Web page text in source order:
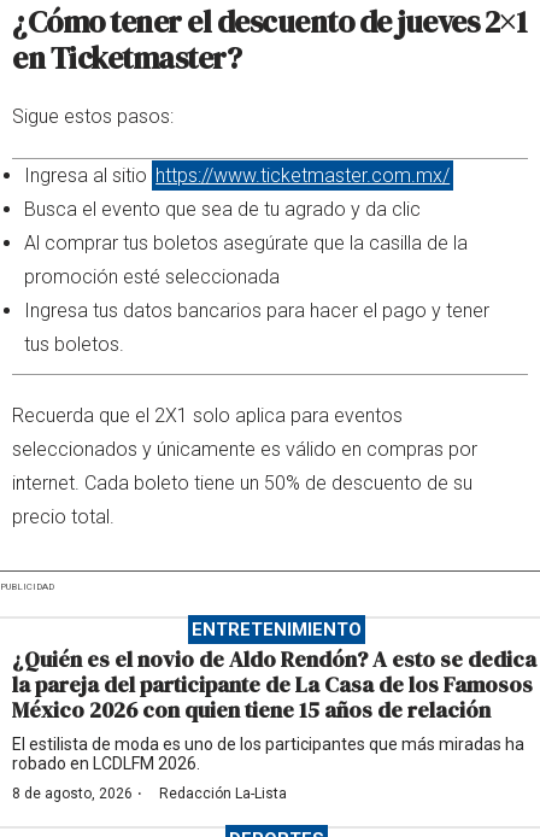
¿Cómo tener el descuento de jueves 2×1
en Ticketmaster?
Sigue estos pasos:
Ingresa al sitio https://www.ticketmaster.com.mx/
Busca el evento que sea de tu agrado y da clic
Al comprar tus boletos asegúrate que la casilla de la
promoción esté seleccionada
Ingresa tus datos bancarios para hacer el pago y tener
tus boletos.
Recuerda que el 2X1 solo aplica para eventos
seleccionados y únicamente es válido en compras por
internet. Cada boleto tiene un 50% de descuento de su
precio total.
PUBLICIDAD
ENTRETENIMIENTO
¿Quién es el novio de Aldo Rendón? A esto se dedica
la pareja del participante de La Casa de los Famosos
México 2026 con quien tiene 15 años de relación
El estilista de moda es uno de los participantes que más miradas ha
robado en LCDLFM 2026.
8 de agosto, 2026 · Redacción La-Lista